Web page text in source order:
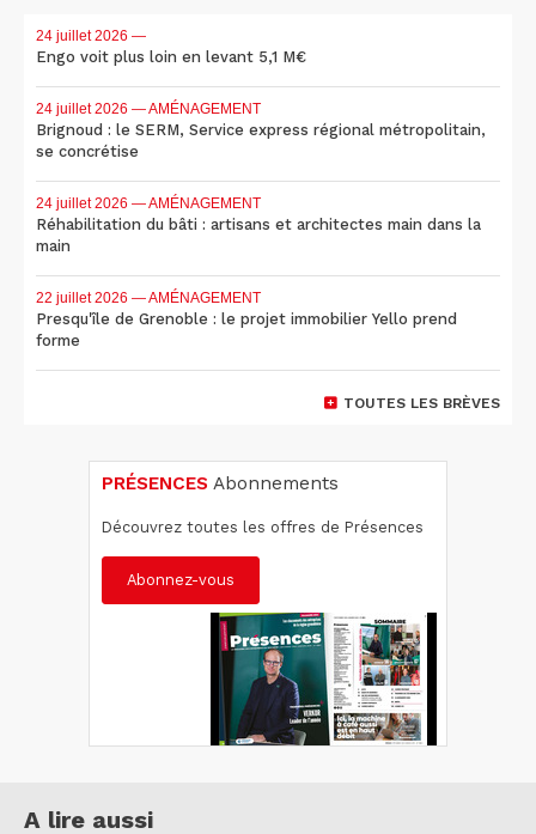
24 juillet 2026 —
Engo voit plus loin en levant 5,1 M€
24 juillet 2026 — AMÉNAGEMENT
Brignoud : le SERM, Service express régional métropolitain,
se concrétise
24 juillet 2026 — AMÉNAGEMENT
Réhabilitation du bâti : artisans et architectes main dans la
main
22 juillet 2026 — AMÉNAGEMENT
Presqu'île de Grenoble : le projet immobilier Yello prend
forme
TOUTES LES BRÈVES
PRÉSENCES Abonnements
Découvrez toutes les offres de Présences
Abonnez-vous
A lire aussi